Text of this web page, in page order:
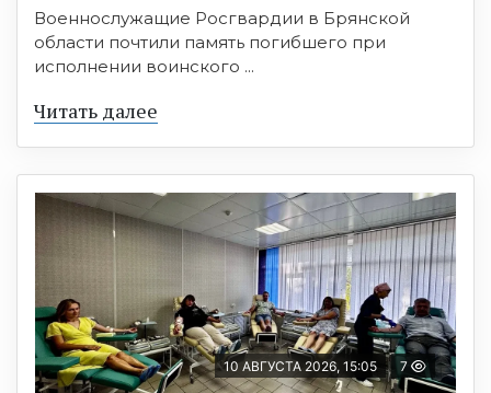
Военнослужащие Росгвардии в Брянской
области почтили память погибшего при
исполнении воинского ...
Читать далее
10 АВГУСТА 2026, 15:05 7